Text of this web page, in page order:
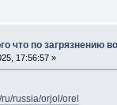
что по загрязнению
17:56:57 »
russia/orjol/orel